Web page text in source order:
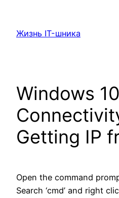
содержимому
Жизнь IT-шника
Windows
Getting IP
Open the command
Search ‘cmd’ and right